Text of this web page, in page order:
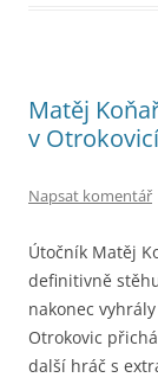
Matěj
v
Napsat komentář
Útočník Matěj
definitivně
nakonec
Otrokovic
další hráč s